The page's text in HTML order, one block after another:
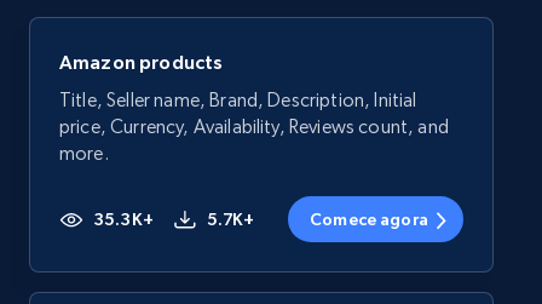
Amazon products
Title, Seller name, Brand, Description, Initial
price, Currency, Availability, Reviews count, and
more.
35.3K+ 5.7K+ Comece agora